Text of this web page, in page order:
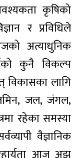
कृषिको
र प्रविधिले
अत्याधुनिक
कुनै विकल्प
विकासका लागि
जल, जंगल,
रहेका समस्या
वैज्ञानिक